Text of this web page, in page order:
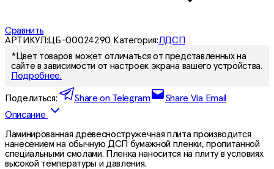
Сравнить
АРТИКУЛ:ЦБ-00024290 Категория:ЛДСП
*Цвет товаров может отличаться от представленных на
сайте в зависимости от настроек экрана вашего устройства.
Подробнее.
Поделиться: Share on Telegram
Share Via Email
Описание
Ламинированная древесностружечная плита производится
нанесением на обычную ДСП бумажной пленки, пропитанной
специальными смолами. Пленка наносится на плиту в условиях
высокой температуры и давления.